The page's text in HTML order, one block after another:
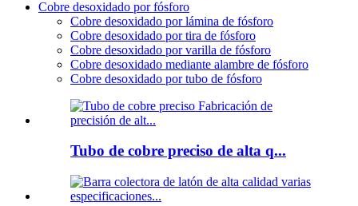
Cobre desoxidado por fósforo
Cobre desoxidado por lámina de fósforo
Cobre desoxidado por tira de fósforo
Cobre desoxidado por varilla de fósforo
Cobre desoxidado mediante alambre de fósforo
Cobre desoxidado por tubo de fósforo
Tubo de cobre preciso de alta q...